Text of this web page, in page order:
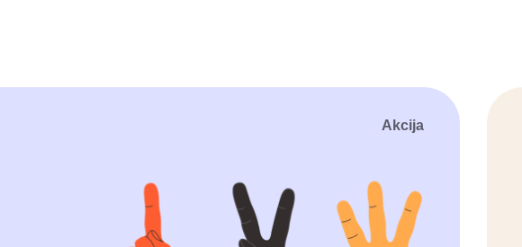
Akcija